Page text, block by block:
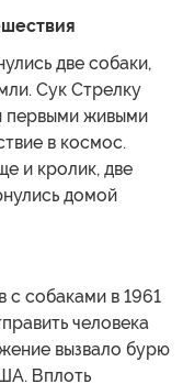
две собаки,
Сук Стрелку
первыми живыми
в космос.
и кролик, две
домой
с собаками в 1961
человека
вызвало бурю
Вплоть